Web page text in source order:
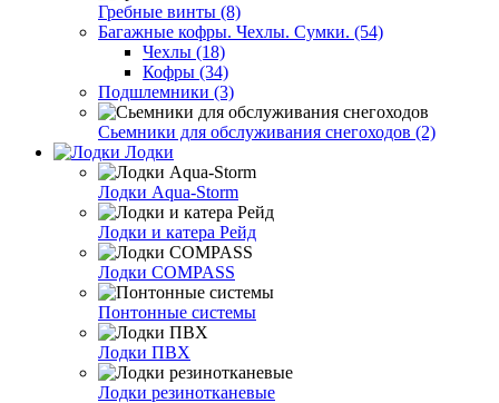
Гребные винты (8)
Багажные кофры. Чехлы. Сумки. (54)
Чехлы (18)
Кофры (34)
Подшлемники (3)
Сьемники для обслуживания снегоходов (2)
Лодки
Лодки Aqua-Storm
Лодки и катера Рейд
Лодки COMPASS
Понтонные системы
Лодки ПВХ
Лодки резинотканевые